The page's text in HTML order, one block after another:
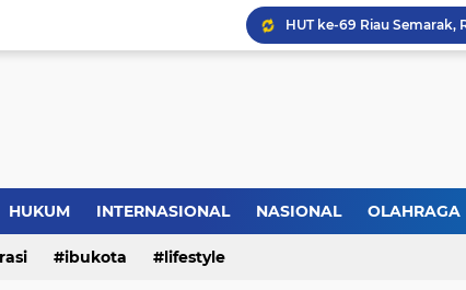
HUKUM INTERNASIONAL NASIONAL OLAHRAGA
ibukota lifestyle